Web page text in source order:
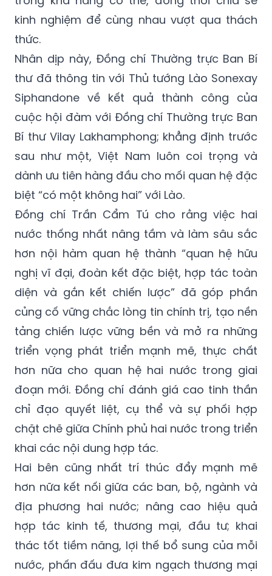
kinh nghiệm để cùng nhau vượt qua thách
thức.
Nhân dịp này, Đồng chí Thường trực Ban Bí
thư đã thông tin với Thủ tướng Lào Sonexay
Siphandone về kết quả thành công của
cuộc hội đàm với Đồng chí Thường trực Ban
Bí thư Vilay Lakhamphong; khẳng định trước
sau như một, Việt Nam luôn coi trọng và
dành ưu tiên hàng đầu cho mối quan hệ đặc
biệt “có một không hai” với Lào.
Đồng chí Trần Cẩm Tú cho rằng việc hai
nước thống nhất nâng tầm và làm sâu sắc
hơn nội hàm quan hệ thành “quan hệ hữu
nghị vĩ đại, đoàn kết đặc biệt, hợp tác toàn
diện và gắn kết chiến lược” đã góp phần
củng cố vững chắc lòng tin chính trị, tạo nền
tảng chiến lược vững bền và mở ra những
triển vọng phát triển mạnh mẽ, thực chất
hơn nữa cho quan hệ hai nước trong giai
đoạn mới. Đồng chí đánh giá cao tinh thần
chỉ đạo quyết liệt, cụ thể và sự phối hợp
chặt chẽ giữa Chính phủ hai nước trong triển
khai các nội dung hợp tác.
Hai bên cũng nhất trí thúc đẩy mạnh mẽ
hơn nữa kết nối giữa các ban, bộ, ngành và
địa phương hai nước; nâng cao hiệu quả
hợp tác kinh tế, thương mại, đầu tư; khai
thác tốt tiềm năng, lợi thế bổ sung của mỗi
nước, phấn đấu đưa kim ngạch thương mại